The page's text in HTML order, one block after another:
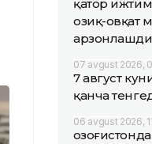
қатор
озиқ-овқат
арзонлашди
07 avgust 2026,
7 август
қанча
06 avgust 2026,